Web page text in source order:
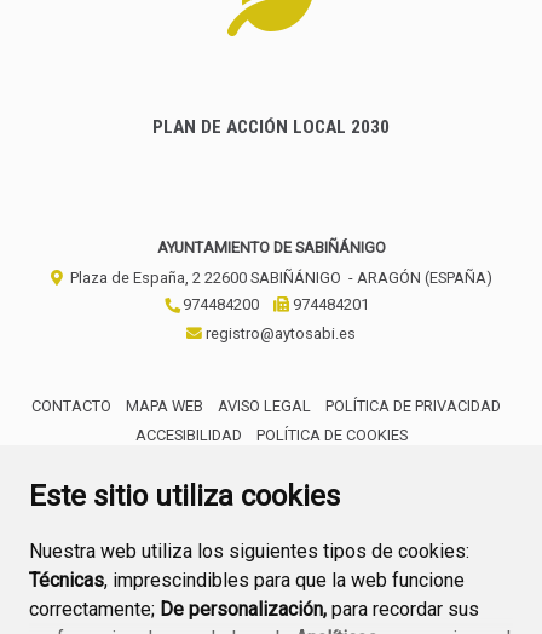
Este sitio utiliza cookies
Nuestra web utiliza los siguientes tipos de cookies:
Técnicas, imprescindibles para que la web funcione
correctamente; De personalización, para recordar sus
PLAN DE ACCIÓN LOCAL 2030
AYUNTAMIENTO DE SABIÑÁNIGO
Plaza de España, 2 22600 SABIÑÁNIGO - ARAGÓN (ESPAÑA)
974484200
974484201
registro@aytosabi.es
CONTACTO MAPA WEB AVISO LEGAL
POLÍTICA DE PRIVACIDAD
ACCESIBILIDAD
POLÍTICA DE COOKIES